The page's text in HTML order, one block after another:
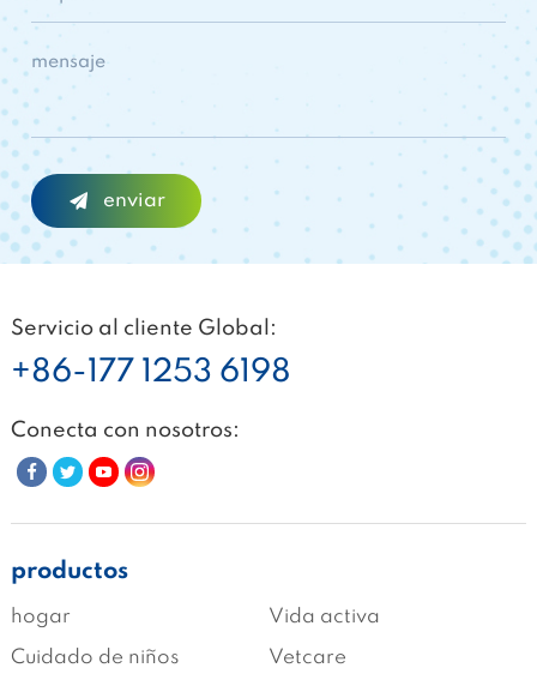
Servicio al cliente Global:
+86-177 1253 6198
Conecta con nosotros:
productos
hogar
Vida activa
Cuidado de niños
Vetcare